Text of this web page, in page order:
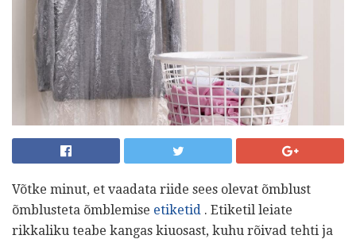
Võtke minut, et vaadata riide sees olevat õmblust
õmblusteta õmblemise etiketid . Etiketil leiate
rikkaliku teabe kangas kiuosast, kuhu rõivad tehti ja